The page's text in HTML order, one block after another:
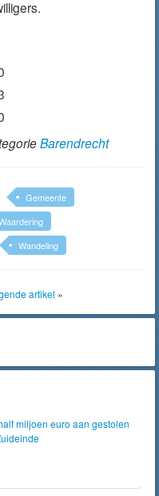
Barendrecht
Gemeente
Wandeling
artikel »
miljoen euro aan gestolen